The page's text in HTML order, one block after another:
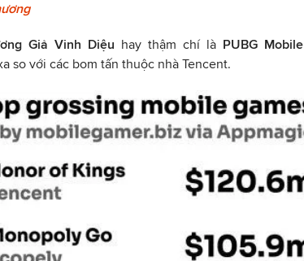
Giả Vinh Diệu hay thậm chí là PUBG Mobile
so với các bom tấn thuộc nhà Tencent.